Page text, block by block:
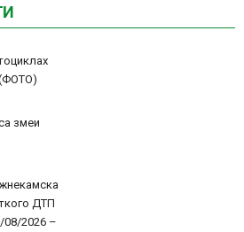
змеи
ДТП
08/2026 –